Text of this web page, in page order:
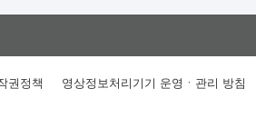
권정책 영상정보처리기기 운영ㆍ관리 방침